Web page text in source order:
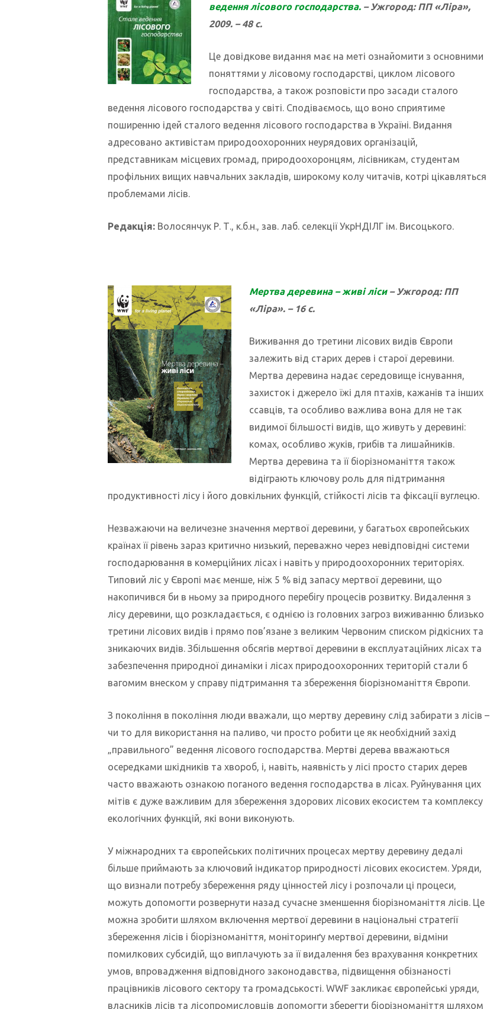
ведення лісового господарства.– Ужгород: ПП «Ліра»,
2009. – 48 с.
Це довідкове видання має на меті ознайомити з основними
поняттями у лісовому господарстві, циклом лісового
господарства, а також розповісти про засади сталого
ведення лісового господарства у світі. Сподіваємось, що воно сприятиме
поширенню ідей сталого ведення лісового господарства в Україні. Видання
адресовано активістам природоохоронних неурядових організацій,
представникам місцевих громад, природоохоронцям, лісівникам, студентам
профільних вищих навчальних закладів, широкому колу читачів, котрі цікавляться
проблемами лісів.
Редакція:Волосянчук Р. Т., к.б.н., зав. лаб. селекції УкрНДІЛГ ім. Висоцького.
Мертва деревина – живі ліси– Ужгород: ПП
«Ліра». – 16 с.
Виживання до третини лісових видів Європи
залежить від старих дерев і старої деревини.
Мертва деревина надає середовище існування,
захисток і джерело їжі для птахів, кажанів та інших
ссавців, та особливо важлива вона для не так
видимої більшості видів, що живуть у деревині:
комах, особливо жуків, грибів та лишайників.
Мертва деревина та її біорізноманіття також
відіграють ключову роль для підтримання
продуктивності лісу і його довкільних функцій, стійкості лісів та фіксації вуглецю.
Незважаючи на величезне значення мертвої деревини, у багатьох європейських
країнах її рівень зараз критично низький, переважно через невідповідні системи
господарювання в комерційних лісах і навіть у природоохоронних територіях.
Типовий ліс у Європі має менше, ніж 5 % від запасу мертвої деревини, що
накопичився би в ньому за природного перебігу процесів розвитку. Видалення з
лісу деревини, що розкладається, є однією із головних загроз виживанню близько
третини лісових видів і прямо пов’язане з великим Червоним списком рідкісних та
зникаючих видів. Збільшення обсягів мертвої деревини в експлуатаційних лісах та
забезпечення природної динаміки і лісах природоохоронних територій стали б
вагомим внеском у справу підтримання та збереження біорізноманіття Європи.
З покоління в покоління люди вважали, що мертву деревину слід забирати з лісів –
чи то для використання на паливо, чи просто робити це як необхідний захід
„правильного” ведення лісового господарства. Мертві дерева вважаються
осередками шкідників та хвороб, і, навіть, наявність у лісі просто старих дерев
часто вважають ознакою поганого ведення господарства в лісах. Руйнування цих
мітів є дуже важливим для збереження здорових лісових екосистем та комплексу
екологічних функцій, які вони виконують.
У міжнародних та європейських політичних процесах мертву деревину дедалі
більше приймають за ключовий індикатор природності лісових екосистем. Уряди,
що визнали потребу збереження ряду цінностей лісу і розпочали ці процеси,
можуть допомогти розвернути назад сучасне зменшення біорізноманіття лісів. Це
можна зробити шляхом включення мертвої деревини в національні стратегії
збереження лісів і біорізноманіття, моніторинґу мертвої деревини, відміни
помилкових субсидій, що виплачують за її видалення без врахування конкретних
умов, впровадження відповідного законодавства, підвищення обізнаності
працівників лісового сектору та громадськості. WWF закликає європейські уряди,
власників лісів та лісопромисловців допомогти зберегти біорізноманіття шляхом